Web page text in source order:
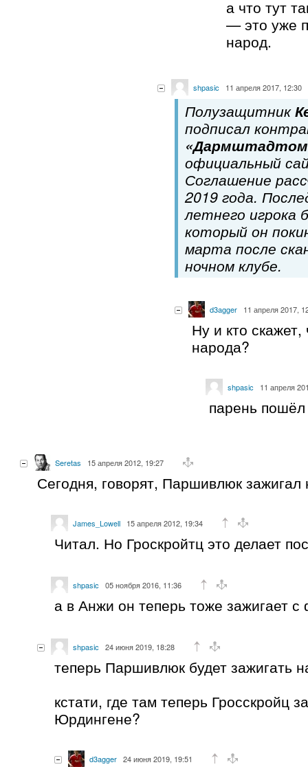
а что тут
— это уже
народ.
shpasic 11 апреля 2017, 12:30
Полузащитник
подписал
официальный
Соглашение
2019 года.
летнего игрока
который он
марта после
ночном клубе.
d3agger 11 апреля 2017,
Ну и кто
народа?
shpasic 11 апреля
парень
Seretas 15 апреля 2012, 19:27
Сегодня, говорят, Паршивлюк зажигал
James_Lowell 15 апреля 2012, 19:34
Читал. Но Гроскройтц это делает
shpasic 05 ноября 2016, 11:36
а в Анжи он теперь тоже зажигает
shpasic 24 июня 2019, 18:28
теперь Паршивлюк будет зажигать
кстати, где там теперь Гросскройц
Юрдингене?
d3agger 24 июня 2019, 19:51